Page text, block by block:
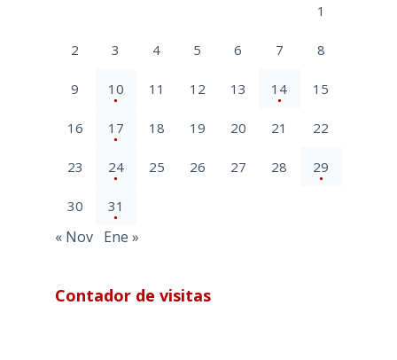
1
2 3 4 5 6 7 8
9 10 11 12 13 14 15
16 17 18 19 20 21 22
23 24 25 26 27 28 29
30 31
« Nov Ene »
Contador de visitas